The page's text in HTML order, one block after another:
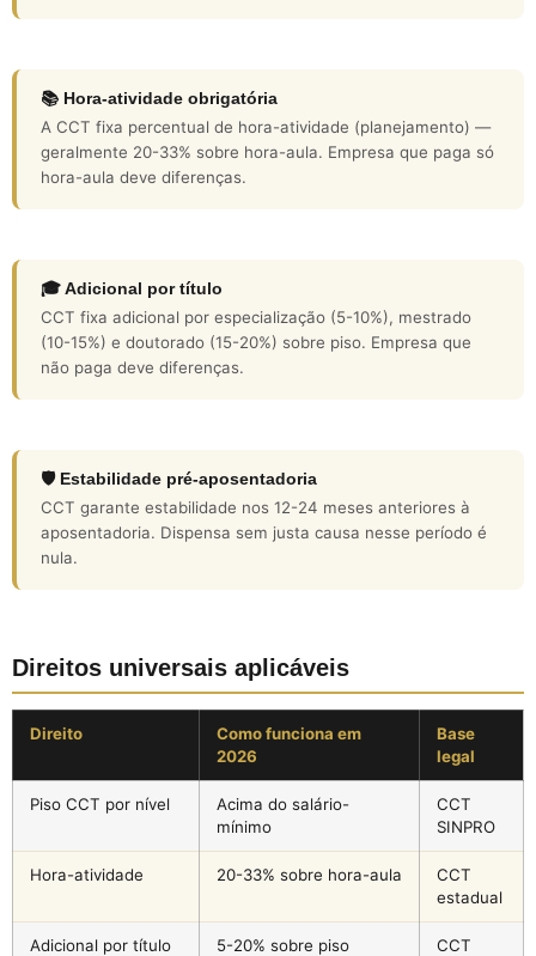
📚 Hora-atividade obrigatória
A CCT fixa percentual de hora-atividade (planejamento) —
geralmente 20-33% sobre hora-aula. Empresa que paga só
hora-aula deve diferenças.
🎓 Adicional por título
CCT fixa adicional por especialização (5-10%), mestrado
(10-15%) e doutorado (15-20%) sobre piso. Empresa que
não paga deve diferenças.
🛡️ Estabilidade pré-aposentadoria
CCT garante estabilidade nos 12-24 meses anteriores à
aposentadoria. Dispensa sem justa causa nesse período é
nula.
Direitos universais aplicáveis
Direito
Como funciona em
2026
Base
legal
Piso CCT por nível
Acima do salário-
mínimo
CCT
SINPRO
Hora-atividade 20-33% sobre hora-aula
CCT
estadual
Adicional por título 5-20% sobre piso
CCT